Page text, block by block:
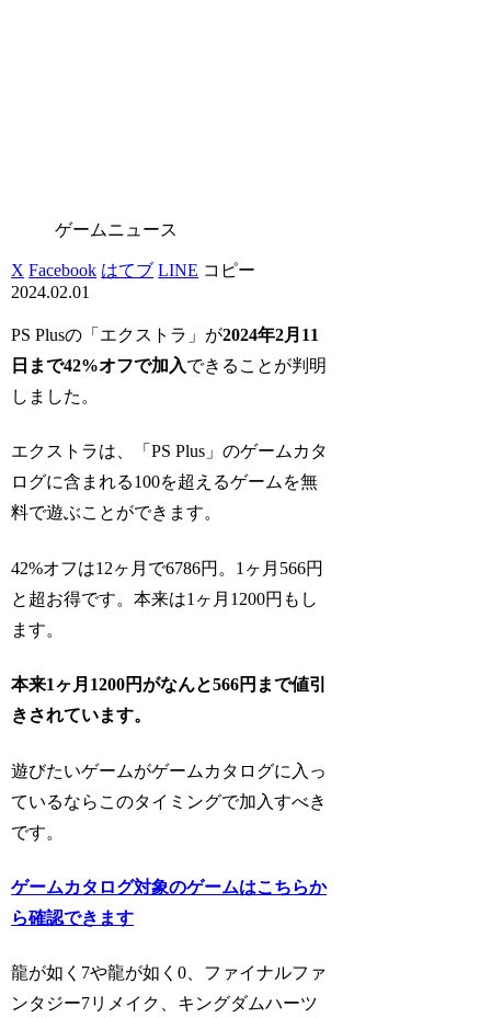
ゲームニュース
X Facebook はてブ LINE コピー
2024.02.01
PS Plusの「エクストラ」が2024年2月11
日まで42%オフで加入できることが判明
しました。
エクストラは、「PS Plus」のゲームカタ
ログに含まれる100を超えるゲームを無
料で遊ぶことができます。
42%オフは12ヶ月で6786円。1ヶ月566円
と超お得です。本来は1ヶ月1200円もし
ます。
本来1ヶ月1200円がなんと566円まで値引
きされています。
遊びたいゲームがゲームカタログに入っ
ているならこのタイミングで加入すべき
です。
ゲームカタログ対象のゲームはこちらか
ら確認できます
龍が如く7や龍が如く0、ファイナルファ
ンタジー7リメイク、キングダムハーツ